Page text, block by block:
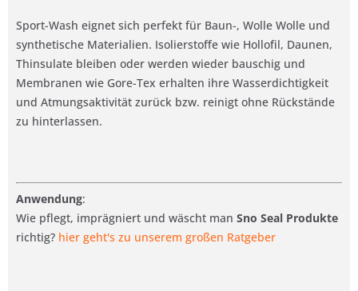
Sport-Wash eignet sich perfekt für Baun-, Wolle Wolle und
synthetische Materialien. Isolierstoffe wie Hollofil, Daunen,
Thinsulate bleiben oder werden wieder bauschig und
Membranen wie Gore-Tex erhalten ihre Wasserdichtigkeit
und Atmungsaktivität zurück bzw. reinigt ohne Rückstände
zu hinterlassen.
Anwendung:
Wie pflegt, imprägniert und wäscht man Sno Seal Produkte
richtig? hier geht's zu unserem großen Ratgeber